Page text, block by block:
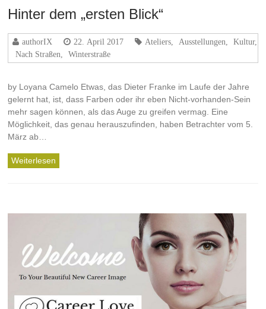
Hinter dem „ersten Blick“
authorIX 22. April 2017 Ateliers Ausstellungen Kultur,
Nach Straßen
Winterstraße
by Loyana Camelo Etwas, das Dieter Franke im Laufe der Jahre
gelernt hat, ist, dass Farben oder ihr eben Nicht-vorhanden-Sein
mehr sagen können, als das Auge zu greifen vermag. Eine
Möglichkeit, das genau herauszufinden, haben Betrachter vom 5.
März ab…
Weiterlesen